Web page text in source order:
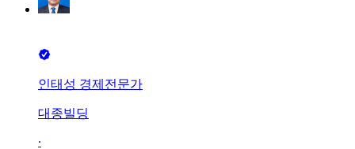
인태성 경제전문가
대종빌딩
∙